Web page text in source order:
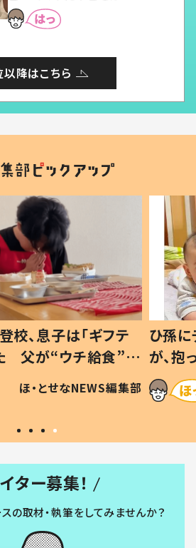
以降はこちら
校、息子は「ギフテ
父が“ウチ給食”を
理由とは #令和の親
ほ・とせなNEWS編集部
ひ孫
が、
「涙が
い」
ター募集！
の取材・執筆をしてみませんか？